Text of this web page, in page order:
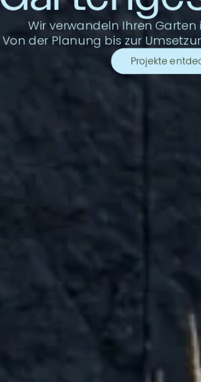
Wir verwandeln Ihren
Von der Planung bis zur
Projekte